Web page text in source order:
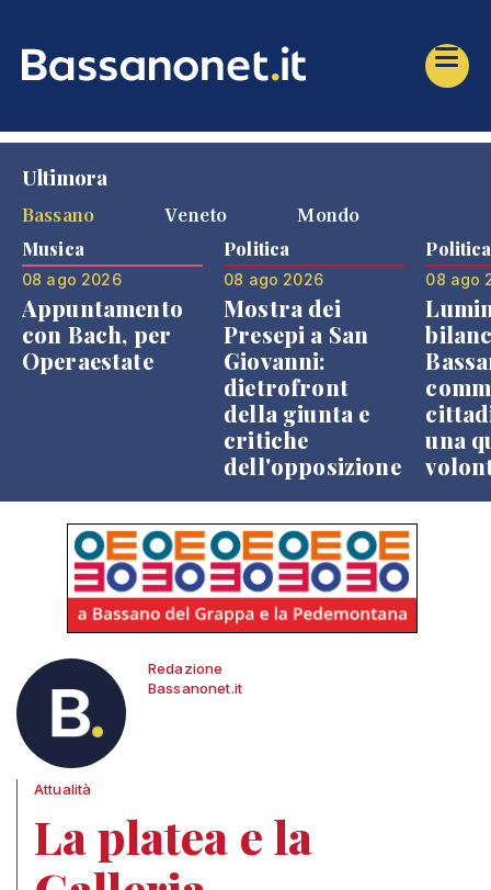
Ultimora
Bassano
Veneto Mondo
Musica
08 ago 2026
Appuntamento
con Bach, per
Operaestate
Politica
08 ago 2026
Mostra dei
Presepi a San
Giovanni:
dietrofront
della giunta e
critiche
dell'opposizione
Politica
08 ago
una
Redazione
Bassanonet.it
Attualità
La platea e la